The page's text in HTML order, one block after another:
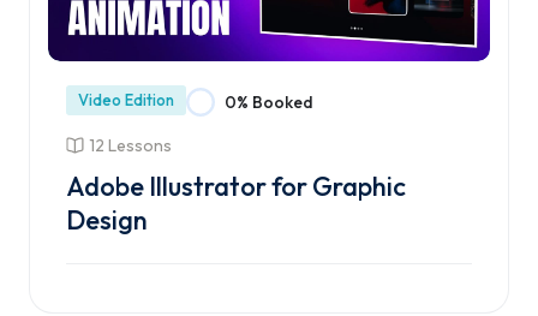
Video Edition 0% Booked
12 Lessons
Adobe Illustrator for Graphic
Design